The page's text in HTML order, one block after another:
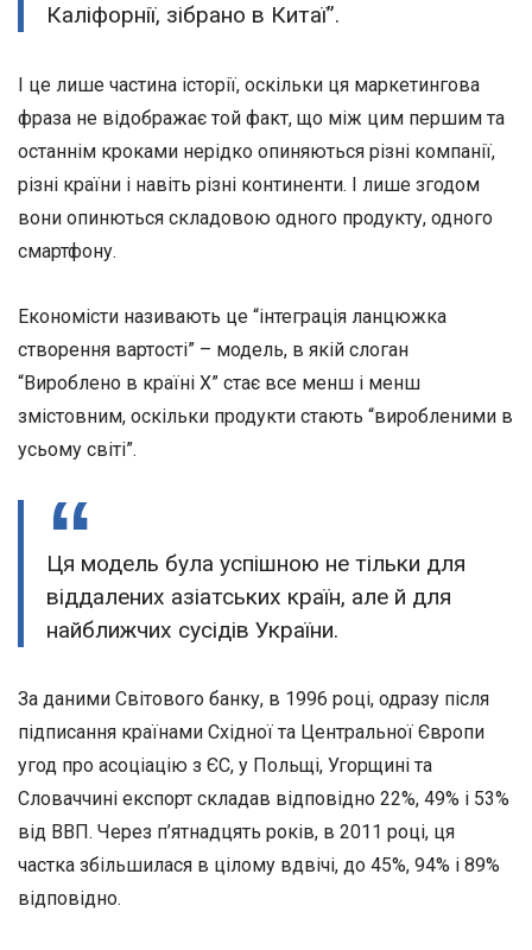
Каліфорнії, зібрано в Китаї”.
І це лише частина історії, оскільки ця маркетингова
фраза не відображає той факт, що між цим першим та
останнім кроками нерідко опиняються різні компанії,
різні країни і навіть різні континенти. І лише згодом
вони опинються складовою одного продукту, одного
смартфону.
Економісти називають це “інтеграція ланцюжка
створення вартості” – модель, в якій слоган
“Вироблено в країні Х” стає все менш і менш
змістовним, оскільки продукти стають “виробленими в
усьому світі”.
Ця модель була успішною не тільки для
віддалених азіатських країн, але й для
найближчих сусідів України.
За даними Світового банку, в 1996 році, одразу після
підписання країнами Східної та Центральної Європи
угод про асоціацію з ЄС, у Польщі, Угорщині та
Словаччині експорт складав відповідно 22%, 49% і 53%
від ВВП. Через п’ятнадцять років, в 2011 році, ця
частка збільшилася в цілому вдвічі, до 45%, 94% і 89%
відповідно.